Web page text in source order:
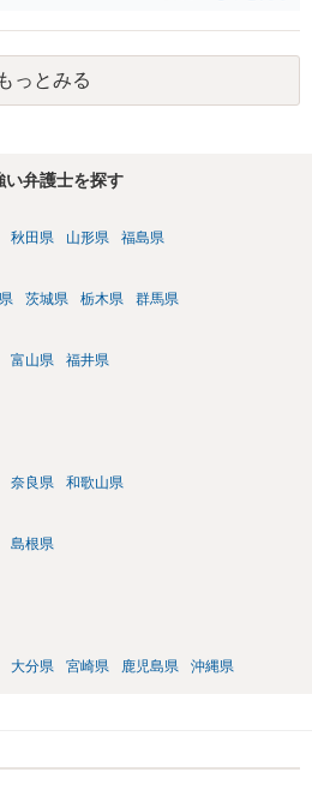
もっとみる
い弁護士を探す
秋田県 山形県 福島県
茨城県 栃木県 群馬県
富山県 福井県
奈良県 和歌山県
島根県
大分県 宮崎県 鹿児島県 沖縄県